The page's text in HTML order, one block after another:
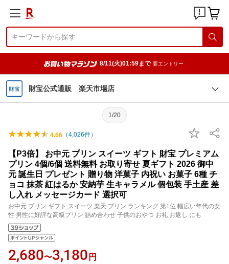
8/11(火)01:59まで 要エントリー
財宝公式通販 楽天市場店
1/20
4.66 （4,026件）
【P3倍】 お中元 プリン スイーツ ギフト 財宝 プレミアム
プリン 4個/6個 送料無料 お取り寄せ 夏ギフト 2026 御中
元 誕生日 プレゼント 贈り物 洋菓子 内祝い お菓子 6種 チ
ョコ 抹茶 紅はるか 安納芋 生キャラメル 個包装 手土産 差
し入れ メッセージカード 選択可
お中元 プリン ギフト スイーツ 楽天 プリン ランキング 第1位 幅広い年代の女
性 男性に好評な高級プリン 詰め合わせ 子供のおやつ お礼 お返し にも
2,680〜3,180 円